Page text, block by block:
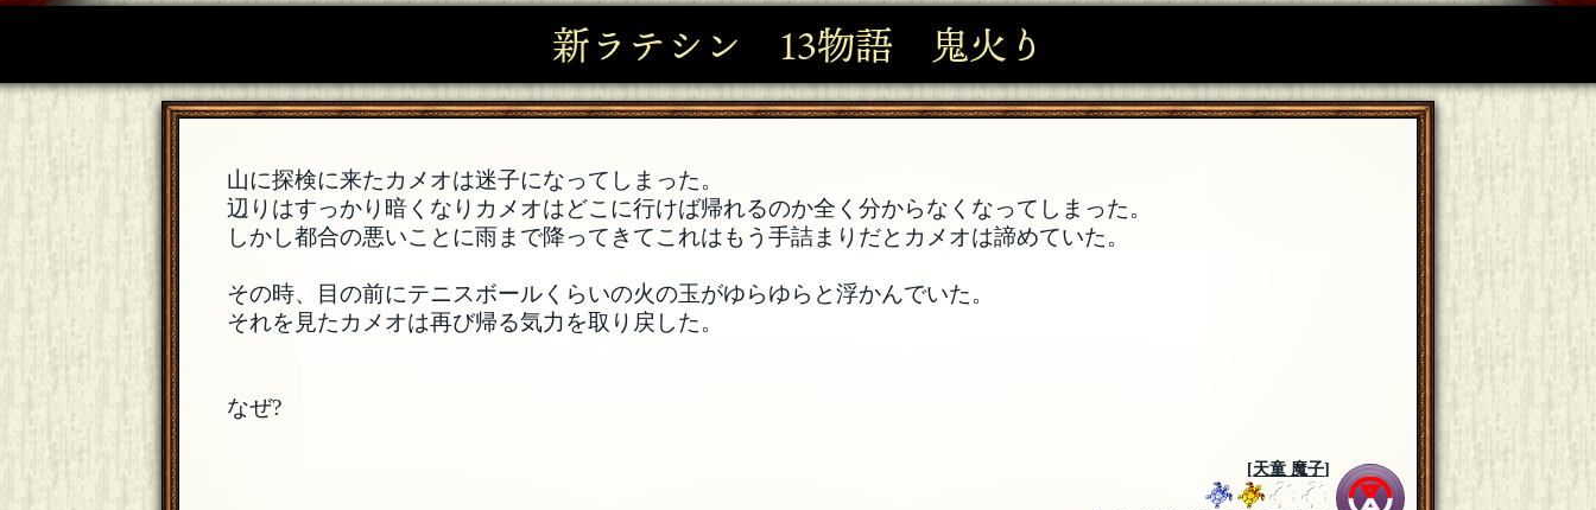
新ラテシン 13物語 鬼火り
山に探検に来たカメオは迷子になってしまった。
辺りはすっかり暗くなりカメオはどこに行けば帰れるのか全く分からなくなってしまった。
しかし都合の悪いことに雨まで降ってきてこれはもう手詰まりだとカメオは諦めていた。
その時、目の前にテニスボールくらいの火の玉がゆらゆらと浮かんでいた。
それを見たカメオは再び帰る気力を取り戻した。
なぜ?
[天童 魔子]